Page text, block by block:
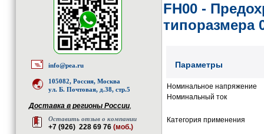
info@pea.ru
105082, Россия, Москва
ул. Б. Почтовая, д.38, стр.5
Доставка в регионы России,
Оставить отзыв о компании
+7 (926) 228 69 76 (моб.)
FH00 -
типоразмера
Параметры
Номинальное напряжение
Номинальный ток
Категория применения